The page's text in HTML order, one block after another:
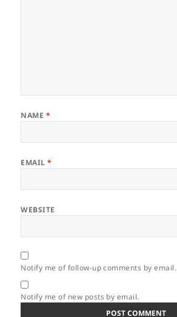
NAME *
EMAIL*
WEBSITE
Notify me of follow-up comments by email.
Notify me of new posts by email.